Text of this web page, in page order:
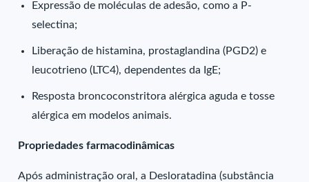
Expressão de moléculas de adesão, como a P-
selectina;
Liberação de histamina, prostaglandina (PGD2) e
leucotrieno (LTC4), dependentes da IgE;
Resposta broncoconstritora alérgica aguda e tosse
alérgica em modelos animais.
Propriedades farmacodinâmicas
Após administração oral, a Desloratadina (substância